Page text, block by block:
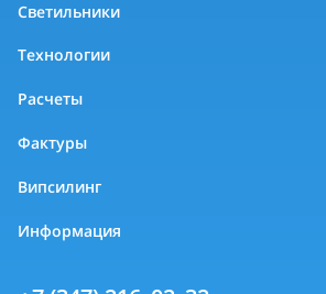
Светильники
Технологии
Расчеты
Фактуры
Випсилинг
Информация